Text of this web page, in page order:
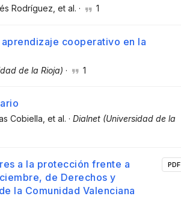
Rodríguez, et al. · 1
cooperativo en la
de la Rioja) · 1
Cobiella , et al. · Dialnet (Universidad de la
a la protección frente a
de Derechos y
la Comunidad Valenciana
PDF